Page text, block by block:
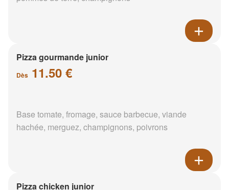
Pizza gourmande junior
Dès 11.50 €
Base tomate, fromage, sauce barbecue, viande
hachée, merguez, champignons, poivrons
Pizza chicken junior